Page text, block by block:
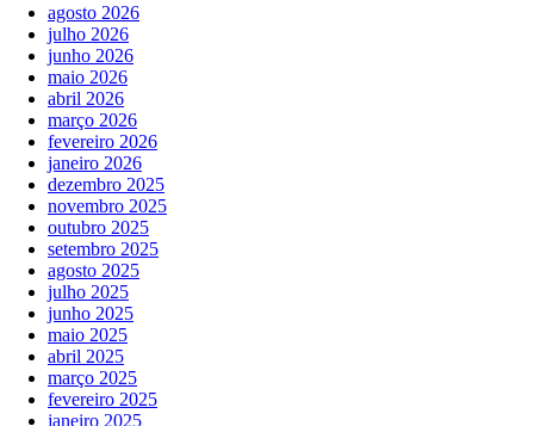
agosto 2026
julho 2026
junho 2026
maio 2026
abril 2026
março 2026
fevereiro 2026
janeiro 2026
dezembro 2025
novembro 2025
outubro 2025
setembro 2025
agosto 2025
julho 2025
junho 2025
maio 2025
abril 2025
março 2025
fevereiro 2025
janeiro 2025